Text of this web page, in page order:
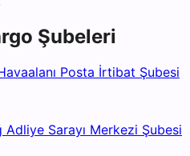
Şubeleri
Posta İrtibat Şubesi
Sarayı Merkezi Şubesi